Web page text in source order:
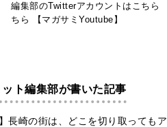
編集部のTwitterアカウントはこちら
ちら
【マガサミYoutube】
ト編集部が書いた記事
】長崎の街は、どこを切り取って